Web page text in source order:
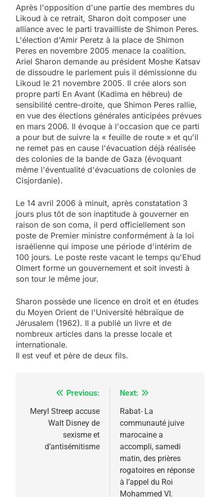
Après l'opposition d'une partie des membres du
Likoud à ce retrait, Sharon doit composer une
alliance avec le parti travailliste de Shimon Peres.
L'élection d'Amir Peretz à la place de Shimon
Peres en novembre 2005 menace la coalition.
Ariel Sharon demande au président Moshe Katsav
de dissoudre le parlement puis il démissionne du
Likoud le 21 novembre 2005. Il crée alors son
propre parti En Avant (Kadima en hébreu) de
sensibilité centre-droite, que Shimon Peres rallie,
en vue des élections générales anticipées prévues
en mars 2006. Il évoque à l'occasion que ce parti
a pour but de suivre la « feuille de route » et qu'il
ne remet pas en cause l'évacuation déjà réalisée
des colonies de la bande de Gaza (évoquant
même l'éventualité d'évacuations de colonies de
Cisjordanie).
Le 14 avril 2006 à minuit, après constatation 3
jours plus tôt de son inaptitude à gouverner en
raison de son coma, il perd officiellement son
poste de Premier ministre conformément à la loi
israélienne qui impose une période d'intérim de
100 jours. Le poste reste vacant le temps qu'Ehud
Olmert forme un gouvernement et soit investi à
son tour le même jour.
Sharon possède une licence en droit et en études
du Moyen Orient de l'Université hébraïque de
Jérusalem (1962). Il a publié un livre et de
nombreux articles dans la presse locale et
internationale.
Il est veuf et père de deux fils.
Navigation
de
l’article
Previous:
Meryl Streep accuse
Walt Disney de
sexisme et
d’antisémitisme
Next:
Rabat- La
communauté juive
marocaine a
accompli, samedi
matin, des prières
rogatoires en réponse
à l’appel du Roi
Mohammed VI.